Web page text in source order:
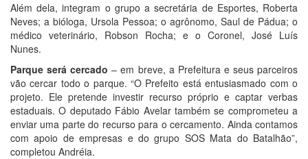
Além dela, integram o grupo a secretária de Esportes, Roberta
Neves; a bióloga, Ursola Pessoa; o agrônomo, Saul de Pádua; o
médico veterinário, Robson Rocha; e o Coronel, José Luís
Nunes.
Parque será cercado – em breve, a Prefeitura e seus parceiros
vão cercar todo o parque. “O Prefeito está entusiasmado com o
projeto. Ele pretende investir recurso próprio e captar verbas
estaduais. O deputado Fábio Avelar também se comprometeu a
enviar uma parte do recurso para o cercamento. Ainda contamos
com apoio de empresas e do grupo SOS Mata do Batalhão”,
completou Andréia.